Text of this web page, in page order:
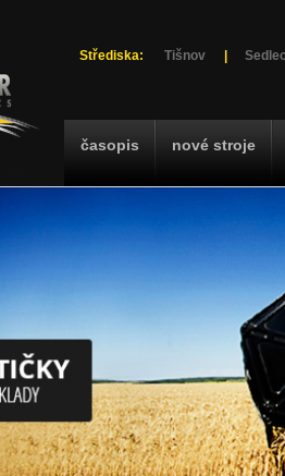
Střediska: Tišnov
časopis nové stroje